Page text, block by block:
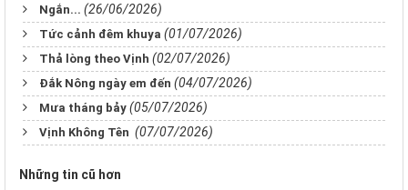
Ngắn... (26/06/2026)
Tức cảnh đêm khuya (01/07/2026)
Thả lòng theo Vịnh (02/07/2026)
Đắk Nông ngày em đến (04/07/2026)
Mưa tháng bảy (05/07/2026)
Vịnh Không Tên (07/07/2026)
Những tin cũ hơn